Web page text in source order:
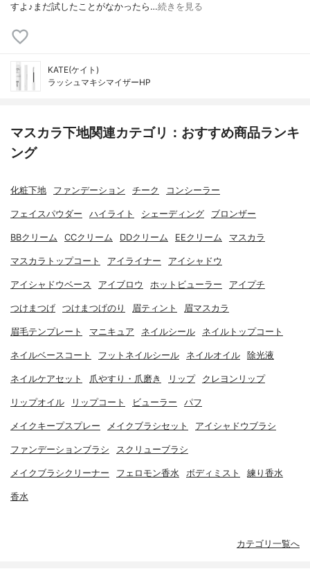
すよ♪まだ試したことがなかったら…続きを見る
KATE(ケイト)
ラッシュマキシマイザーHP
マスカラ下地関連カテゴリ：おすすめ商品ランキ
ング
化粧下地 ファンデーション チーク コンシーラー
フェイスパウダー ハイライト シェーディング ブロンザー
BBクリーム CCクリーム DDクリーム EEクリーム マスカラ
マスカラトップコート アイライナー アイシャドウ
アイシャドウベース アイブロウ ホットビューラー アイプチ
つけまつげ つけまつげのり 眉ティント 眉マスカラ
眉毛テンプレート マニキュア ネイルシール ネイルトップコート
ネイルベースコート フットネイルシール ネイルオイル 除光液
ネイルケアセット 爪やすり・爪磨き リップ クレヨンリップ
リップオイル リップコート ビューラー パフ
メイクキープスプレー メイクブラシセット アイシャドウブラシ
ファンデーションブラシ スクリューブラシ
メイクブラシクリーナー フェロモン香水 ボディミスト 練り香水
香水
カテゴリ一覧へ